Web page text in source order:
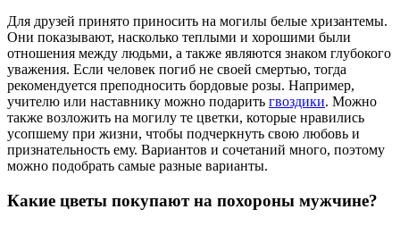
Для друзей принято приносить на могилы белые хризантемы.
Они показывают, насколько теплыми и хорошими были
отношения между людьми, а также являются знаком глубокого
уважения. Если человек погиб не своей смертью, тогда
рекомендуется преподносить бордовые розы. Например,
учителю или наставнику можно подарить гвоздики. Можно
также возложить на могилу те цветки, которые нравились
усопшему при жизни, чтобы подчеркнуть свою любовь и
признательность ему. Вариантов и сочетаний много, поэтому
можно подобрать самые разные варианты.
Какие цветы покупают на похороны мужчине?